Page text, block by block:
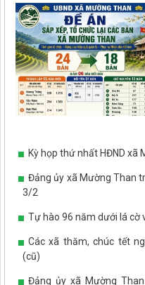
Kỳ họp thứ nhất HĐND xã
Đảng ủy xã Mường Than
3/2
Tự hào 96 năm dưới lá cờ
Các xã thăm, chúc tết
(cũ)
Đảng ủy xã Mường